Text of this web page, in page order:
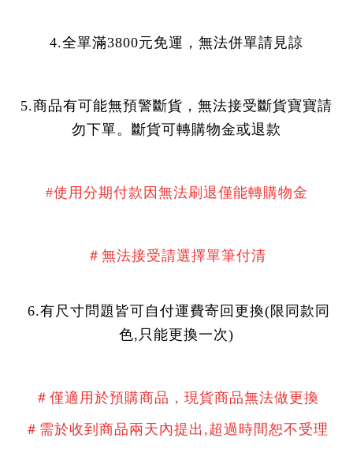
4.全單滿3800元免運，無法併單請見諒
5.商品有可能無預警斷貨，無法接受斷貨寶寶請
勿下單。斷貨可轉購物金或退款
#使用分期付款因無法刷退僅能轉購物金
＃無法接受請選擇單筆付清
6.有尺寸問題皆可自付運費寄回更換(限同款同
色,只能更換一次)
＃僅適用於預購商品，現貨商品無法做更換
＃需於收到商品兩天內提出,超過時間恕不受理